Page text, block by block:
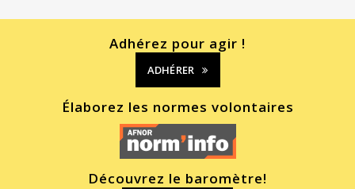
Adhérez pour agir !
ADHÉRER
Élaborez les normes volontaires
Découvrez le baromètre!